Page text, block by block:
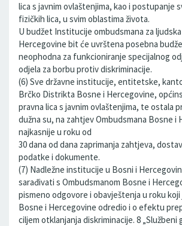
lica s javnim ovlaštenjima, kao i postupanje
fizičkih lica, u svim oblastima života.
U budžet Institucije ombudsmana za
Hercegovine bit će uvrštena posebna
neophodna za funkcioniranje specijalnog
odjela za borbu protiv diskriminacije.
(6) Sve državne institucije, entitetske,
Brčko Distrikta Bosne i Hercegovine,
pravna lica s javnim ovlaštenjima, te ostala
dužna su, na zahtjev Ombudsmana Bosne i
najkasnije u roku od
30 dana od dana zaprimanja zahtjeva,
podatke i dokumente.
(7) Nadležne institucije u Bosni i
sarađivati s Ombudsmanom Bosne i
pismeno odgovore i obavještenja u roku koji
Bosne i Hercegovine odredio i o efektu
ciljem otklanjanja diskriminacije. 8 „Službeni